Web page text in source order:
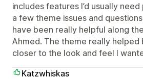
includes features I’d usually
a few theme issues and
have been really helpful along
Ahmed. The theme really helped
closer to the look and feel I
Katzwhiskas